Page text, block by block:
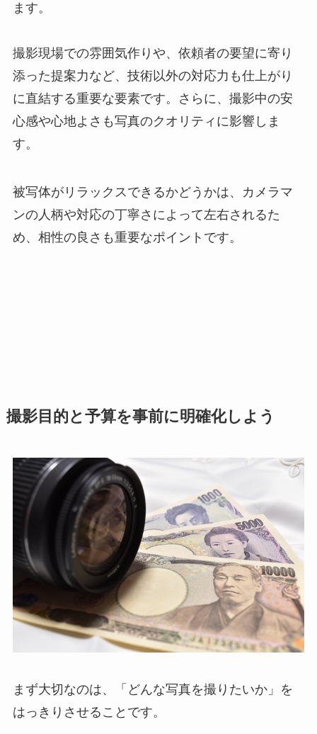
ます。
撮影現場での雰囲気作りや、依頼者の要望に寄り
添った提案力など、技術以外の対応力も仕上がり
に直結する重要な要素です。さらに、撮影中の安
心感や心地よさも写真のクオリティに影響しま
す。
被写体がリラックスできるかどうかは、カメラマ
ンの人柄や対応の丁寧さによって左右されるた
め、相性の良さも重要なポイントです。
撮影目的と予算を事前に明確化しよう
まず大切なのは、「どんな写真を撮りたいか」を
はっきりさせることです。